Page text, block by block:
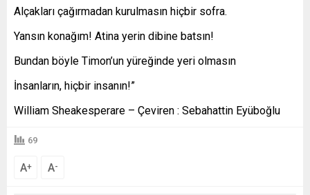
Alçakları çağırmadan kurulmasın hiçbir sofra.
Yansın konağım! Atina yerin dibine batsın!
Bundan böyle Timon’un yüreğinde yeri olmasın
İnsanların, hiçbir insanın!”
William Sheakesperare – Çeviren : Sebahattin Eyüboğlu
69
A+ A-